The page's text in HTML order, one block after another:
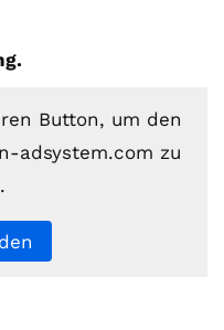
Button, um den
adsystem.com zu